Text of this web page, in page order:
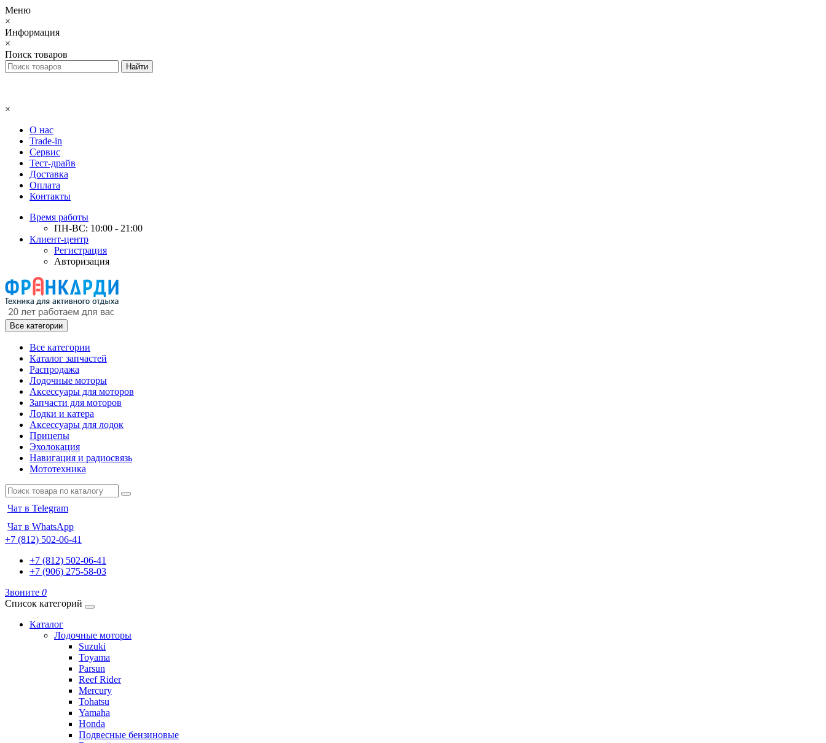
Меню
×
Информация
×
Поиск товаров
×
О нас
Trade-in
Сервис
Тест-драйв
Доставка
Оплата
Контакты
Время работы
ПН-ВС: 10:00 - 21:00
Клиент-центр
Регистрация
Авторизация
Все категории
Все категории
Каталог запчастей
Распродажа
Лодочные моторы
Аксессуары для моторов
Запчасти для моторов
Лодки и катера
Аксессуары для лодок
Прицепы
Эхолокация
Навигация и радиосвязь
Мототехника
Чат в Telegram
Чат в WhatsApp
+7 (812) 502-06-41
+7 (812) 502-06-41
+7 (906) 275-58-03
Звоните 0
Список категорий
Каталог
Лодочные моторы
Suzuki
Toyama
Parsun
Reef Rider
Mercury
Tohatsu
Yamaha
Honda
Подвесные бензиновые